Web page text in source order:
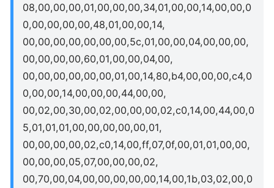
08,00,00,00,01,00,00,00,34,01,00,00,14,00,00,0
0,00,00,00,00,48,01,00,00,14,
00,00,00,00,00,00,00,5c,01,00,00,04,00,00,00,
00,00,00,00,60,01,00,00,04,00,
00,00,00,00,00,00,01,00,14,80,b4,00,00,00,c4,0
0,00,00,14,00,00,00,44,00,00,
00,02,00,30,00,02,00,00,00,02,c0,14,00,44,00,0
5,01,01,01,00,00,00,00,00,01,
00,00,00,00,02,c0,14,00,ff,07,0f,00,01,01,00,00,
00,00,00,05,07,00,00,00,02,
00,70,00,04,00,00,00,00,00,14,00,1b,03,02,00,0